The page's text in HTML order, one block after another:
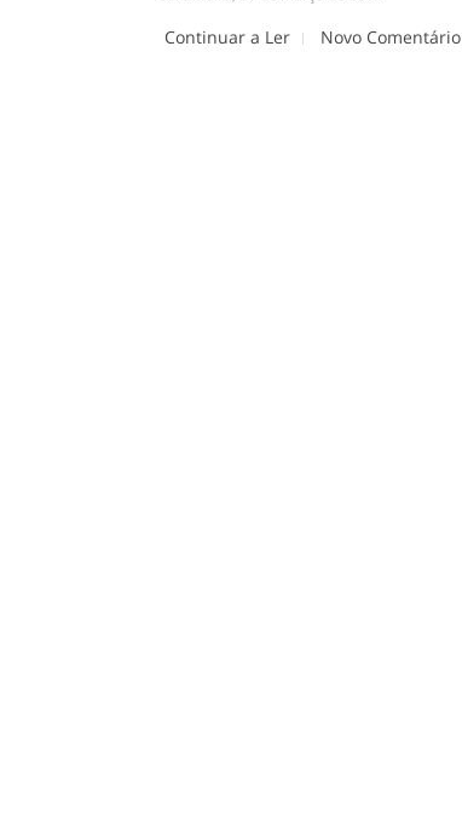
Continuar a Ler Novo Comentário